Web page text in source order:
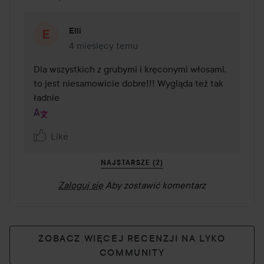
Elli
4 miesięcy temu
Komentarz został dodany 4 miesięcy temu
Dla wszystkich z grubymi i kręconymi włosami,
to jest niesamowicie dobre!!! Wygląda też tak
ładnie
Like
NAJSTARSZE (2)
Zaloguj się Aby zostawić komentarz
ZOBACZ WIĘCEJ RECENZJI NA LYKO
COMMUNITY